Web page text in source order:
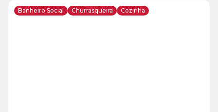
Banheiro Social Churrasqueira Cozinha